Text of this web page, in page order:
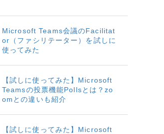
Microsoft Teams会議のFacilitat
or（ファシリテーター）を試しに
使ってみた
【試しに使ってみた】Microsoft
Teamsの投票機能Pollsとは？zo
omとの違いも紹介
【試しに使ってみた】Microsoft